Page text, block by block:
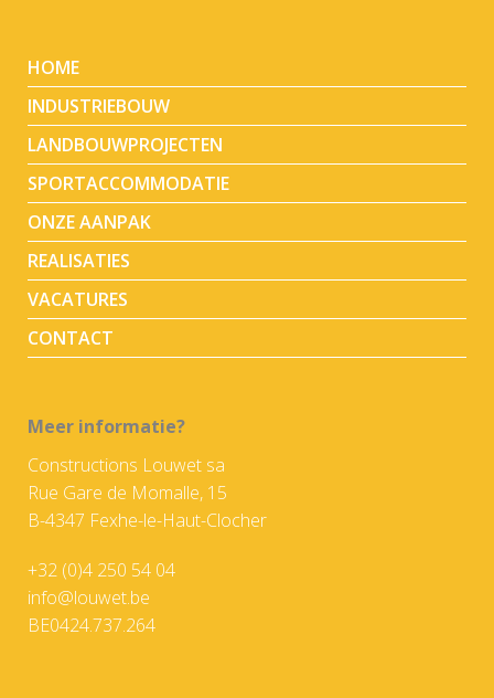
HOME
INDUSTRIEBOUW
LANDBOUWPROJECTEN
SPORTACCOMMODATIE
ONZE AANPAK
REALISATIES
VACATURES
CONTACT
Meer informatie?
Constructions Louwet sa
Rue Gare de Momalle, 15
B-4347 Fexhe-le-Haut-Clocher
+32 (0)4 250 54 04
info@louwet.be
BE0424.737.264